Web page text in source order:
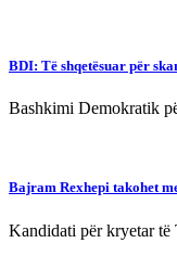
BDI: Të shqetësuar për
Bashkimi Demokratik
Bajram Rexhepi takohet
Kandidati për kryetar të